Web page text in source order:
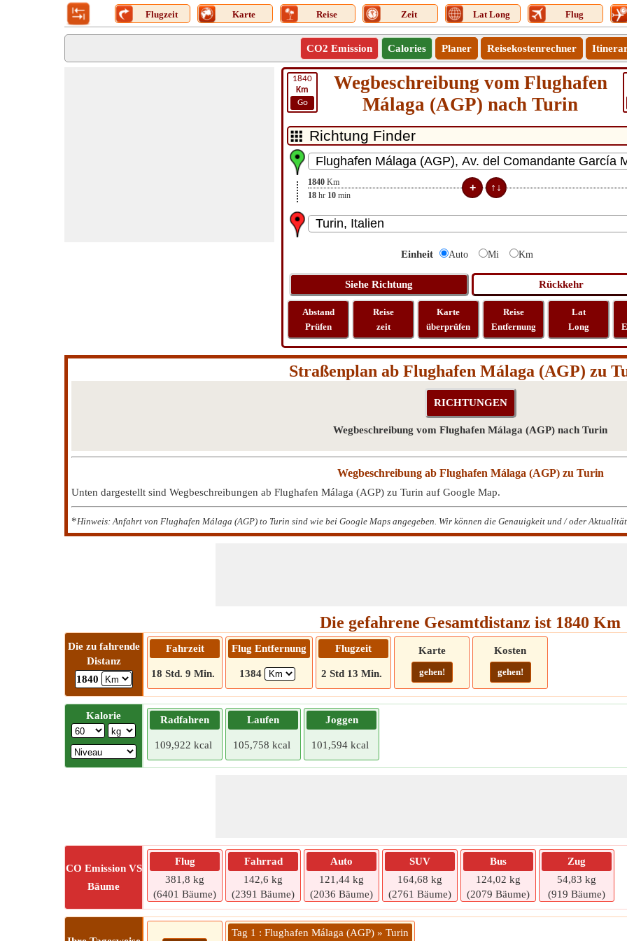
Flugzeit Karte Reise Zeit Lat Long Flug
CO2 Emission Calories Planer Reisekostenrechner
1840
Km
Go
Wegbeschreibung vom Flughafen
Málaga (AGP) nach Turin
1840 Km
18 hr 10 min
Einheit Auto Mi Km
Abstand
Prüfen
Reise
zeit
Karte
überprüfen
Reise
Entfernung
Lat
Long
Straßenplan ab Flughafen Málaga (AGP) zu
Wegbeschreibung vom Flughafen Málaga (AGP) nach Turin
Wegbeschreibung ab Flughafen Málaga (AGP) zu Turin
Unten dargestellt sind Wegbeschreibungen ab Flughafen Málaga (AGP) zu Turin auf Google Map.
*Hinweis: Anfahrt von Flughafen Málaga (AGP) to Turin sind wie bei Google Maps angegeben. Wir können die Genauigkeit und / oder
Die gefahrene Gesamtdistanz ist 1840 Km
Die zu fahrende
Distanz
1840
Fahrzeit
18 Std. 9 Min.
Flug Entfernung
1384
Flugzeit
2 Std 13 Min.
Karte
gehen!
Kosten
gehen!
Kalorie Radfahren
109,922 kcal
Laufen
105,758 kcal
Joggen
101,594 kcal
CO Emission VS
Bäume
Flug
381,8 kg
(6401 Bäume)
Fahrrad
142,6 kg
(2391 Bäume)
Auto
121,44 kg
(2036 Bäume)
SUV
164,68 kg
(2761 Bäume)
Bus
124,02 kg
(2079 Bäume)
Zug
54,83 kg
(919 Bäume)
Tag 1 : Flughafen Málaga (AGP) » Turin